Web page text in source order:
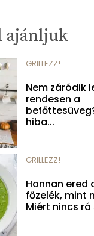
ajánljuk
GRILLEZZ!
Nem záródik
rendesen a
hiba...
GRILLEZZ!
Honnan ered
főzelék, mint
Miért nincs rá